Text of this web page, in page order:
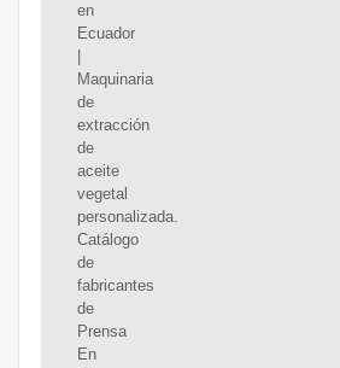
en
Ecuador
Maquinaria
de
extracción
de
aceite
vegetal
personalizada.
Catálogo
de
fabricantes
de
Prensa
En